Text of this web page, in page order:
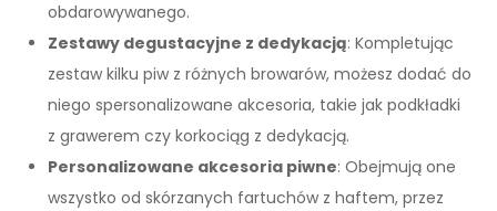
obdarowywanego.
Zestawy degustacyjne z dedykacją: Kompletując
zestaw kilku piw z różnych browarów, możesz dodać do
niego spersonalizowane akcesoria, takie jak podkładki
z grawerem czy korkociąg z dedykacją.
Personalizowane akcesoria piwne: Obejmują one
wszystko od skórzanych fartuchów z haftem, przez